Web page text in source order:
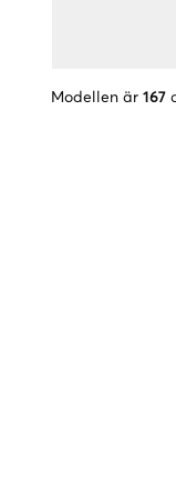
Modellen är 167